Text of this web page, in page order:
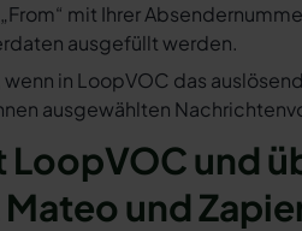
mit Ihrer
ausgefüllt werden.
in LoopVOC das
ausgewählten
und
und